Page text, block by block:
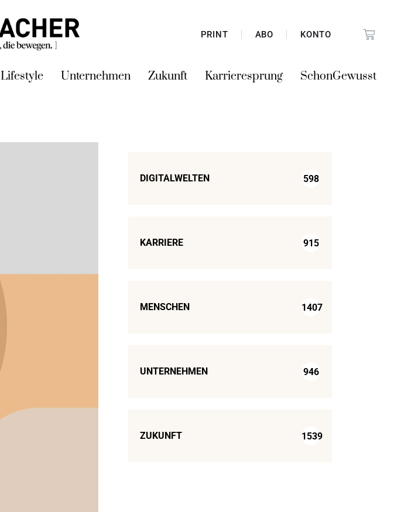
PRINT ABO KONTO
Lifestyle Unternehmen Zukunft Karrieresprung SchonGewusst
DIGITALWELTEN 598
KARRIERE 915
MENSCHEN 1407
UNTERNEHMEN 946
ZUKUNFT 1539